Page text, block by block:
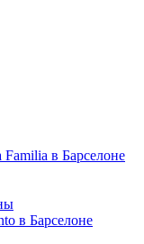
в Барселоне
в Барселоне